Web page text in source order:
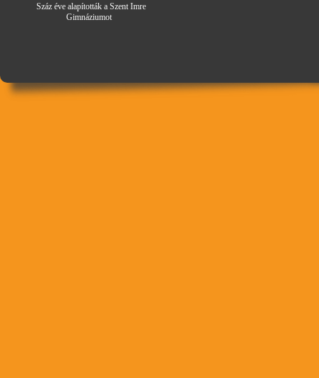
Száz éve alapították a Szent Imre
Gimnáziumot